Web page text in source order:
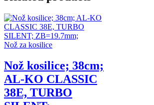
Nož za kosilice
Nož kosilice; 38cm;
AL-KO CLASSIC
38E, TURBO